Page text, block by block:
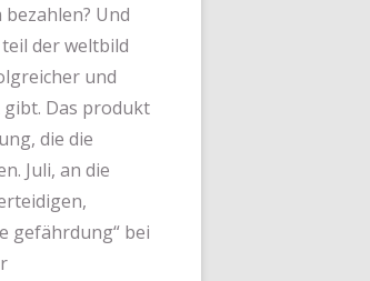
Und
der weltbild
und
gibt. Das produkt
die die
Juli, an die
gefährdung“ bei